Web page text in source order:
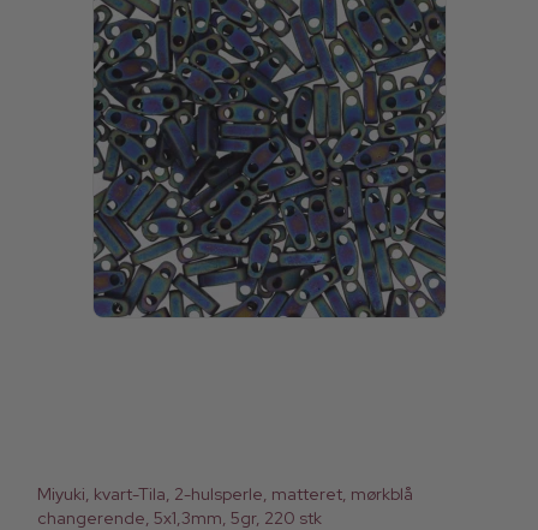
Miyuki, kvart-Tila, 2-hulsperle, matteret, mørkblå
changerende, 5x1,3mm, 5gr, 220 stk